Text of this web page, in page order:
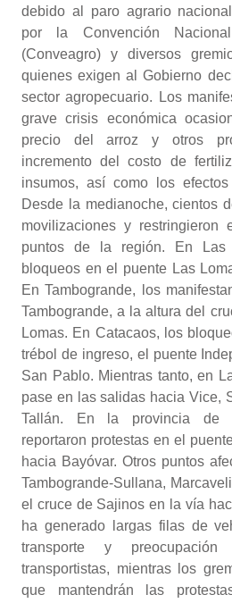
debido al paro agrario
por la Convención
(Conveagro) y diversos
quienes exigen al Gobierno
sector agropecuario. Los
grave crisis económica
precio del arroz y otros
incremento del costo de
insumos, así como los
Desde la medianoche, cientos
movilizaciones y restringieron
puntos de la región. En Las
bloqueos en el puente Las
En Tambogrande, los
Tambogrande, a la altura del
Lomas. En Catacaos, los
trébol de ingreso, el puente
San Pablo. Mientras tanto, en
pase en las salidas hacia Vice,
Tallán. En la provincia de
reportaron protestas en el
hacia Bayóvar. Otros puntos
Tambogrande-Sullana,
el cruce de Sajinos en la vía
ha generado largas filas de
transporte y
transportistas, mientras los
que mantendrán las